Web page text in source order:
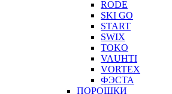
RODE
SKI GO
START
SWIX
TOKO
VAUHTI
VORTEX
ФЭСТА
ПОРОШКИ